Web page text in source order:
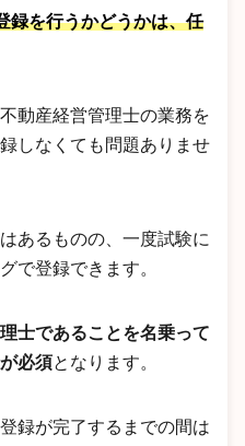
録を行うかどうかは、任
動産経営管理士の業務を
しなくても問題ありませ
あるものの、一度試験に
で登録できます。
士であることを名乗って
必須となります。
録が完了するまでの間は